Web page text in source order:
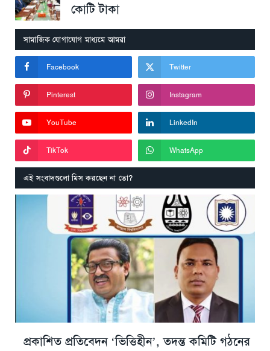
কোটি টাকা
সামাজিক যোগাযোগ মাধ্যমে আমরা
Facebook Twitter
Pinterest Instagram
YouTube LinkedIn
TikTok WhatsApp
এই সংবাদগুলো মিস করছেন না তো?
প্রকাশিত প্রতিবেদন ‘ভিত্তিহীন’, তদন্ত কমিটি গঠনের